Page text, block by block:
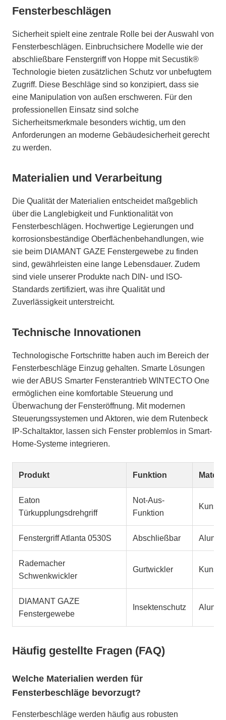
Fensterbeschlägen
Sicherheit spielt eine zentrale Rolle bei der Auswahl von
Fensterbeschlägen. Einbruchsichere Modelle wie der
abschließbare Fenstergriff von Hoppe mit Secustik®
Technologie bieten zusätzlichen Schutz vor unbefugtem
Zugriff. Diese Beschläge sind so konzipiert, dass sie
eine Manipulation von außen erschweren. Für den
professionellen Einsatz sind solche
Sicherheitsmerkmale besonders wichtig, um den
Anforderungen an moderne Gebäudesicherheit gerecht
zu werden.
Materialien und Verarbeitung
Die Qualität der Materialien entscheidet maßgeblich
über die Langlebigkeit und Funktionalität von
Fensterbeschlägen. Hochwertige Legierungen und
korrosionsbeständige Oberflächenbehandlungen, wie
sie beim DIAMANT GAZE Fenstergewebe zu finden
sind, gewährleisten eine lange Lebensdauer. Zudem
sind viele unserer Produkte nach DIN- und ISO-
Standards zertifiziert, was ihre Qualität und
Zuverlässigkeit unterstreicht.
Technische Innovationen
Technologische Fortschritte haben auch im Bereich der
Fensterbeschläge Einzug gehalten. Smarte Lösungen
wie der ABUS Smarter Fensterantrieb WINTECTO One
ermöglichen eine komfortable Steuerung und
Überwachung der Fensteröffnung. Mit modernen
Steuerungssystemen und Aktoren, wie dem Rutenbeck
IP-Schaltaktor, lassen sich Fenster problemlos in Smart-
Home-Systeme integrieren.
Produkt Funktion
Eaton
Türkupplungsdrehgriff
Not-Aus-
Funktion
Fenstergriff Atlanta 0530S Abschließbar
Rademacher
Schwenkwickler
Gurtwickler
DIAMANT GAZE
Fenstergewebe
Insektenschutz
Häufig gestellte Fragen (FAQ)
Welche Materialien werden für
Fensterbeschläge bevorzugt?
Fensterbeschläge werden häufig aus robusten